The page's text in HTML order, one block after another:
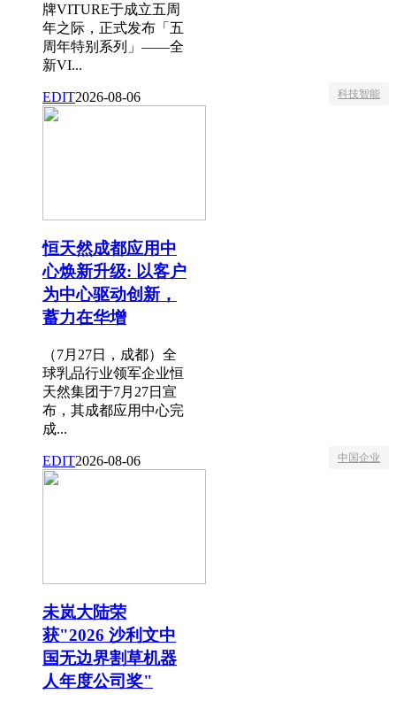
牌VITURE于成立五周
年之际，正式发布「五
周年特别系列」——全
新VI...
EDIT2026-08-06 科技智能
恒天然成都应用中
心焕新升级: 以客户
为中心驱动创新，
蓄力在华增
（7月27日，成都）全
球乳品行业领军企业恒
天然集团于7月27日宣
布，其成都应用中心完
成...
EDIT2026-08-06 中国企业
未岚大陆荣
获"2026 沙利文中
国无边界割草机器
人年度公司奖"